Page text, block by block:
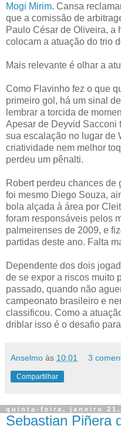
Mogi Mirim. Cansa
que a comissão de
Paulo César de Oliveira, a
colocam a atuação do trio
Mais relevante é olhar a
Como Flavinho fez o que
primeiro gol, há um sinal
lembrar a torcida de
Apesar de Deyvid Sacconi
sua escalação no lugar de
criatividade nem melhor
perdeu um pênalti.
Robert perdeu chances de
foi mesmo Diego Souza,
bola alçada à área por
foram responsáveis pelos
palmeirenses de 2009, e
partidas deste ano. Falta
Dependente dos dois
de se expor a riscos muito
passado, quando não
campeonato brasileiro e
classificou. Como a
driblar isso é o desafio
Anselmo às 10:01 3
Compartilhar
quinta-feira, janeiro 21,
Sebastian Piñera